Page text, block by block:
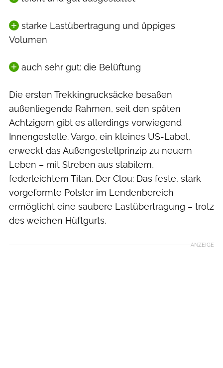
starke Lastübertragung und üppiges
Volumen
auch sehr gut: die Belüftung
Die ersten Trekkingrucksäcke besaßen
außenliegende Rahmen, seit den späten
Achtzigern gibt es allerdings vorwiegend
Innengestelle. Vargo, ein kleines US-Label,
erweckt das Außengestellprinzip zu neuem
Leben – mit Streben aus stabilem,
federleichtem Titan. Der Clou: Das feste, stark
vorgeformte Polster im Lendenbereich
ermöglicht eine saubere Lastübertragung – trotz
des weichen Hüftgurts.
ANZEIGE